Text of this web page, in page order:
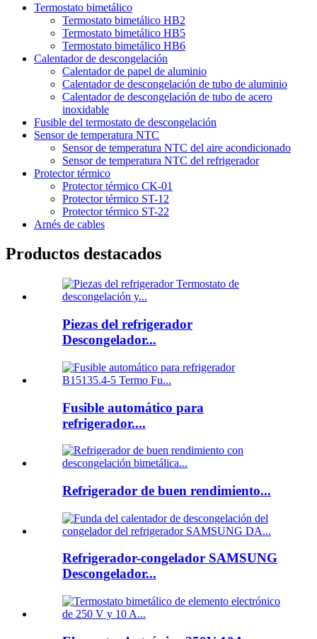
Termostato bimetálico
Termostato bimetálico HB2
Termostato bimetálico HB5
Termostato bimetálico HB6
Calentador de descongelación
Calentador de papel de aluminio
Calentador de descongelación de tubo de aluminio
Calentador de descongelación de tubo de acero
inoxidable
Fusible del termostato de descongelación
Sensor de temperatura NTC
Sensor de temperatura NTC del aire acondicionado
Sensor de temperatura NTC del refrigerador
Protector térmico
Protector térmico CK-01
Protector térmico ST-12
Protector térmico ST-22
Arnés de cables
Productos destacados
Piezas del refrigerador
Descongelador...
Fusible automático para
refrigerador....
Refrigerador de buen rendimiento...
Refrigerador-congelador SAMSUNG
Descongelador...